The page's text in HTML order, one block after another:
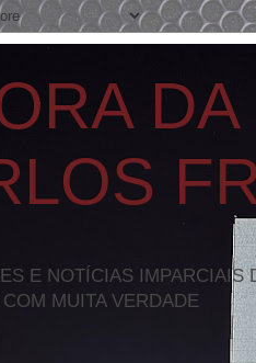
E NOTÍCIAS
MUITA VERDADE